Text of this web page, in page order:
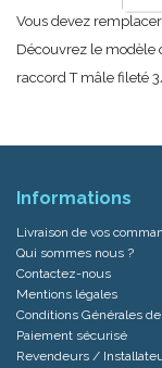
Vous devez
Découvrez le modèle
raccord T mâle fileté
Informations
Livraison de vos
Qui sommes nous ?
Contactez-nous
Mentions légales
Conditions Générales
Paiement sécurisé
Revendeurs /